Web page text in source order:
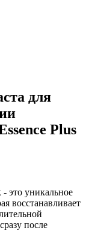
для
Plus
это уникальное
восстанавливает
после